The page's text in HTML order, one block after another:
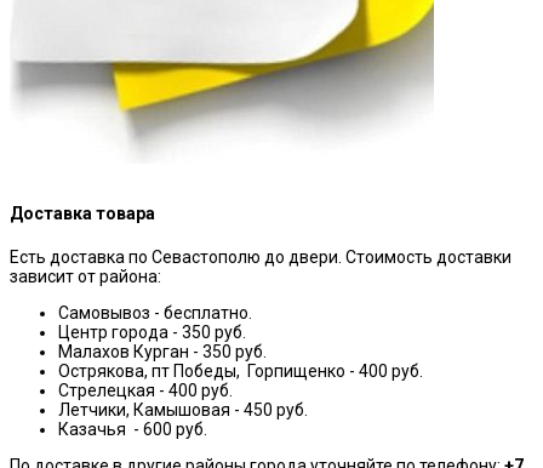
Доставка товара
Есть доставка по Севастополю до двери. Стоимость доставки
зависит от района:
Самовывоз - бесплатно.
Центр города - 350 руб.
Малахов Курган - 350 руб.
Острякова, пт Победы, Горпищенко - 400 руб.
Стрелецкая - 400 руб.
Летчики, Камышовая - 450 руб.
Казачья - 600 руб.